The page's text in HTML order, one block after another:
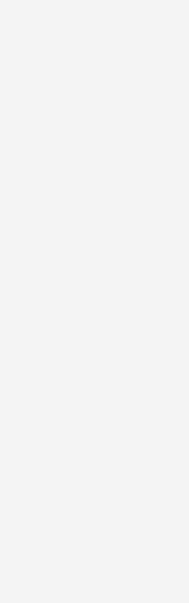
Emission: 138
113
114
AGS
126
AGS